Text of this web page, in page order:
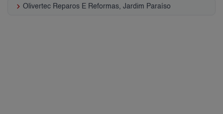
keyboard_arrow_right Olivertec Reparos E Reformas, Jardim Paraíso